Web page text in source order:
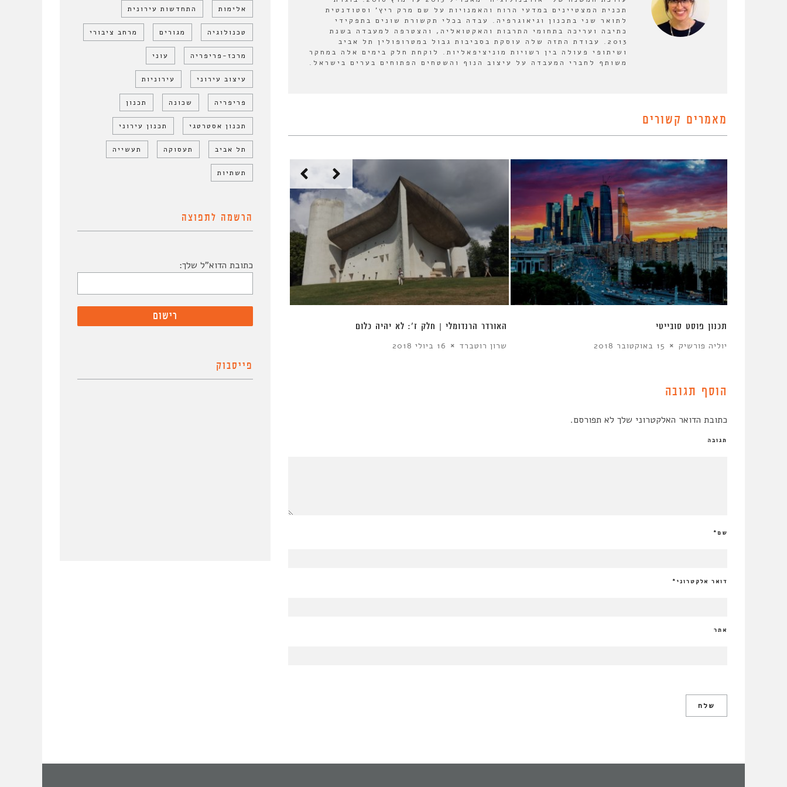
תכנית המצטיינים במדעי הרוח והאמנויות על שם מרק ריץ' וסטודנטית
לתואר שני בתכנון וגיאוגרפיה. עבדה בכלי תקשורת שונים בתפקידי
כתיבה ועריכה בתחומי התרבות והאקטואליה, והצטרפה למעבדה בשנת
2013. עבודת התזה שלה עוסקת בסביבות גבול במטרופולין תל אביב
ושיתופי פעולה בין רשויות מוניציפאליות. לוקחת חלק בימים אלה במחקר
משותף לחברי המעבדה על עיצוב הנוף והשטחים הפתוחים בערים בישראל.
מאמרים קשורים
האורדר הרנדומלי | חלק ז’: לא יהיה כלום
שרון רוטברד 16 ביולי 2018
תכנון פוסט סובייטי
יוליה פורשיק 15 באוקטובר 2018
הוסף תגובה
כתובת הדואר האלקטרוני שלך לא תפורסם.
תגובה
שם*
דואר אלקטרוני *
אתר
אלימות התחדשות עירונית
טכנולוגיה מגורים מרחב ציבורי
מרכז-פריפריה עוני
עיצוב עירוני עירוניות
פריפריה שכונה תכנון
תכנון אסטרטגי תכנון עירוני
תל אביב תעסוקה תעשייה
תשתיות
הרשמה לתפוצה
כתובת הדוא"ל שלך:
פייסבוק